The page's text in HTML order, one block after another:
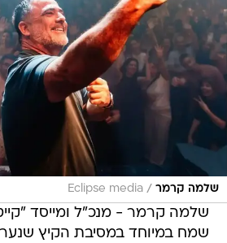
שלמה קרמר /
Eclipse media
שלמה קרמר - מנכ"ל ומייסד